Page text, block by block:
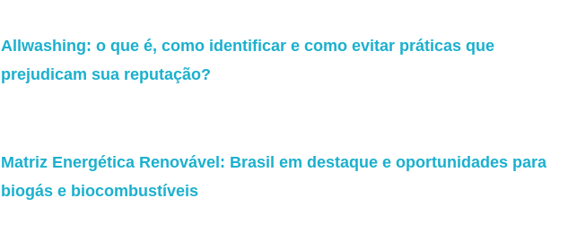
Allwashing: o que é, como identificar e como evitar práticas que
prejudicam sua reputação?
Matriz Energética Renovável: Brasil em destaque e oportunidades para
biogás e biocombustíveis